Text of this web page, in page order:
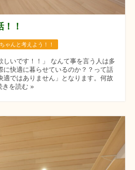
！
ちゃんと考えよう！！
しいです！！」 なんて事を言う人は多
に快適に暮らせているのか？？って話
適ではありません」となります。何故
きを読む »